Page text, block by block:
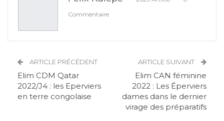
Commentaire
ARTICLE PRÉCÉDENT
Elim CDM Qatar
2022/J4 : les Eperviers
en terre congolaise
ARTICLE SUIVANT
Elim CAN féminine
2022 : Les Éperviers
dames dans le dernier
virage des préparatifs